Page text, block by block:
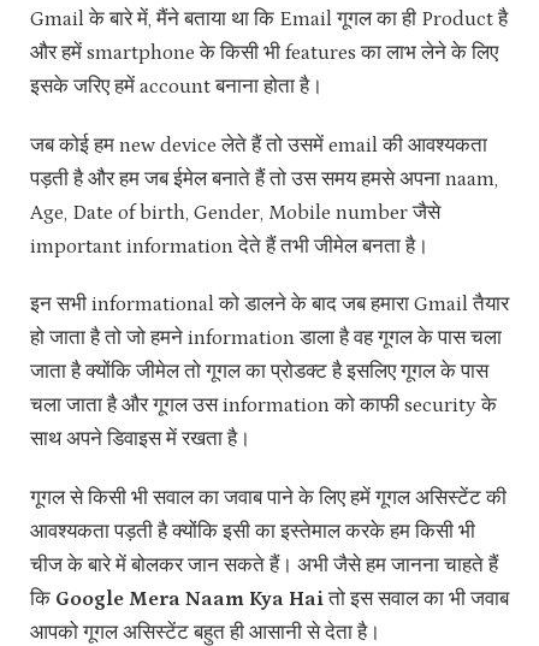
Gmail के बारे में, मैंने बताया था कि Email गूगल का ही Product है
और हमें smartphone के किसी भी features का लाभ लेने के लिए
इसके जरिए हमें account बनाना होता है।
जब कोई हम new device लेते हैं तो उसमें email की आवश्यकता
पड़ती है और हम जब ईमेल बनाते हैं तो उस समय हमसे अपना naam,
Age, Date of birth, Gender, Mobile number जैसे
important information देते हैं तभी जीमेल बनता है।
इन सभी informational को डालने के बाद जब हमारा Gmail तैयार
हो जाता है तो जो हमने information डाला है वह गूगल के पास चला
जाता है क्योंकि जीमेल तो गूगल का प्रोडक्ट है इसलिए गूगल के पास
चला जाता है और गूगल उस information को काफी security के
साथ अपने डिवाइस में रखता है।
गूगल से किसी भी सवाल का जवाब पाने के लिए हमें गूगल असिस्टेंट की
आवश्यकता पड़ती है क्योंकि इसी का इस्तेमाल करके हम किसी भी
चीज के बारे में बोलकर जान सकते हैं। अभी जैसे हम जानना चाहते हैं
कि Google Mera Naam Kya Haiतो इस सवाल का भी जवाब
आपको गूगल असिस्टेंट बहुत ही आसानी से देता है।